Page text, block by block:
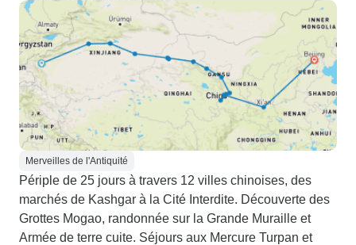
Merveilles de l'Antiquité
Périple de 25 jours à travers 12 villes chinoises, des
marchés de Kashgar à la Cité Interdite. Découverte des
Grottes Mogao, randonnée sur la Grande Muraille et
Armée de terre cuite. Séjours aux Mercure Turpan et